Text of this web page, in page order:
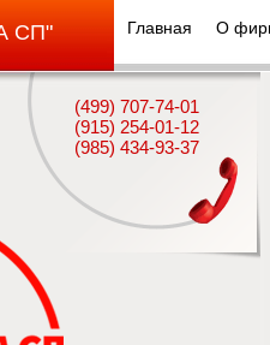
СП" Главная О
(499) 707-74-01
(915) 254-01-12
(985) 434-93-37